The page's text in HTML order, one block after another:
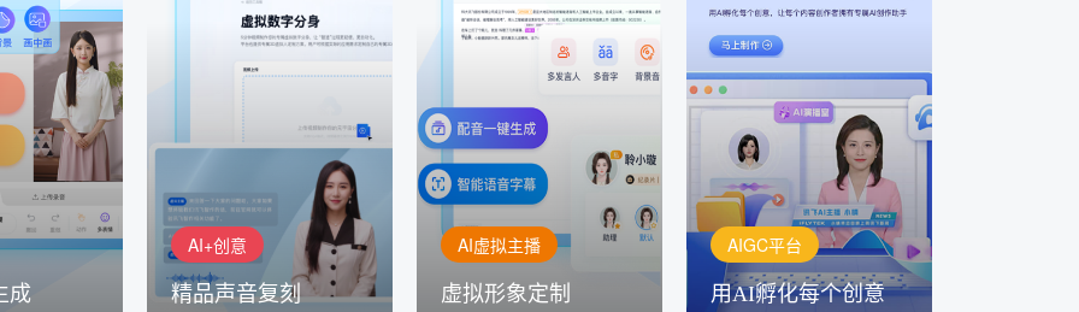
成
球领先的
AI音频制作
、选择发音
专业音频
AI+创意
精品声音复刻
AI+创意
精品声音复刻
AI+创意：AIGC 能力集中展
示窗口，体验 AIGC 给生活
AI虚拟主播
虚拟形象定制
虚拟形象定制
讯飞智作：让每一个内容创
作者高效生产灵活定制
AIGC平台
用AI孵化每个创意
AIGC平台
用AI孵化每个创意
讯飞AIGC平台：让每个创
作者都拥有自己的专注AI创
作助手